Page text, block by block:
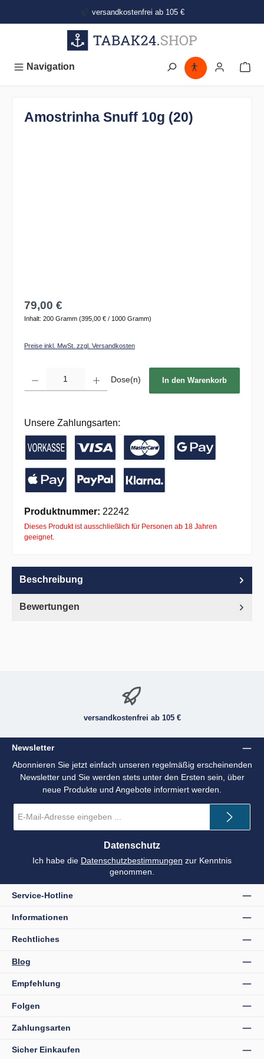
versandkostenfrei ab 105 €
Navigation
Amostrinha Snuff 10g (20)
79,00 €
Inhalt: 200 Gramm (395,00 € / 1000 Gramm)
Preise inkl. MwSt. zzgl. Versandkosten
Dose(n) In den Warenkorb
Unsere Zahlungsarten:
Vorkasse / Banküberweisung
Kreditkarte
Produktnummer: 22242
Dieses Produkt ist ausschließlich für Personen ab 18 Jahren
geeignet.
Beschreibung
Bewertungen
versandkostenfrei ab 105 €
Newsletter
Abonnieren Sie jetzt einfach unseren regelmäßig erscheinenden
Newsletter und Sie werden stets unter den Ersten sein, über
neue Produkte und Angebote informiert werden.
Mail-
*
Datenschutz
Ich habe die Datenschutzbestimmungen zur Kenntnis
genommen.
Service-Hotline
Informationen
Rechtliches
Blog
Empfehlung
Folgen
Zahlungsarten
Sicher Einkaufen